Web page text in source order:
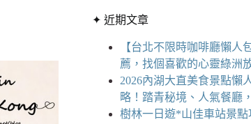
件
分
✦ 近期文章
【台北不限時咖啡廳懶人
薦，找個喜歡的心靈綠洲
2026內湖大直美食景點懶
略！踏青秘境、人氣餐廳
樹林一日遊*山佳車站景